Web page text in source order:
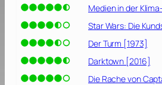
Medien in der
Star Wars: Die
Der Turm [1973]
Darktown [2016]
Die Rache von